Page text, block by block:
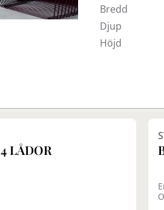
Bredd
Djup
Höjd
LÅDOR